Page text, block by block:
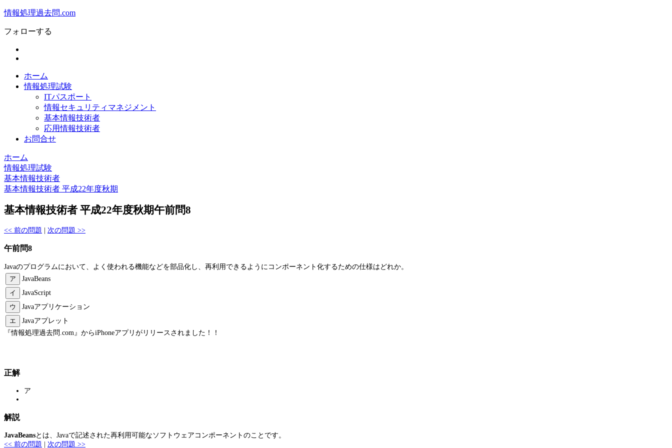
情報処理過去問.com
フォローする
ホーム
情報処理試験
ITパスポート
情報セキュリティマネジメント
基本情報技術者
応用情報技術者
お問合せ
ホーム
情報処理試験
基本情報技術者
基本情報技術者 平成22年度秋期
基本情報技術者 平成22年度秋期午前問8
<< 前の問題 次の問題 >>
午前問8
Javaのプログラムにおいて、よく使われる機能などを部品化し、再利用できるようにコンポーネント化するための仕様はどれか。
ア
JavaBeans
イ
JavaScript
ウ
Javaアプリケーション
エ
Javaアプレット
『情報処理過去問.com』からiPhoneアプリがリリースされました！！
正解
ア
解説
JavaBeansとは、Javaで記述された再利用可能なソフトウェアコンポーネントのことです。
<< 前の問題
次の問題 >>